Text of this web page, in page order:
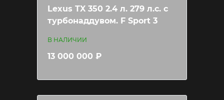
Lexus TX 350 2.4 л. 279 л.c. с
турбонаддувом. F Sport 3
В НАЛИЧИИ
13 000 000 ₽